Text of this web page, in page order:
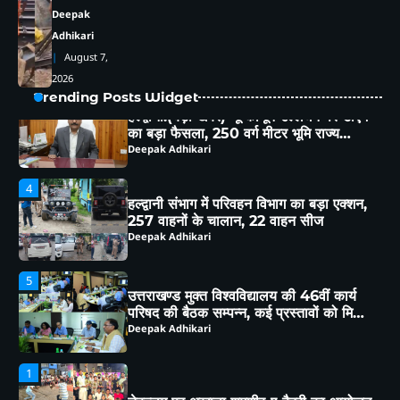
Deepak
Adhikari
August 7,
2026
Trending Posts Widget
4
257 वाहनों के चालान, 22 वाहन सीज
Deepak Adhikari
5
परिषद की बैठक सम्पन्न, कई प्रस्तावों को मिली
कार्य परिषद की संस्तुति
Deepak Adhikari
1
चेहल्लुम पर अखाड़ा शमशीर-ए-हैदरी का आयोजन,
हैरतअंगेज़ अखाड़ों, करतबों ने बांधा समा, ताज़िया
दारों, दंगल विजेताओं व लंगर कमेटियों का हुआ
सम्मान
Deepak Adhikari
2
कत्युरी राजवंश के इतिहास को बचाने रानीबाग